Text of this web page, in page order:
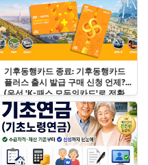
기후동행카드 종료: 기후동행카드
플러스 출시 발급 구매 신청 언제?
(우선 'K-패스 모두의카드'로 전환
하기)